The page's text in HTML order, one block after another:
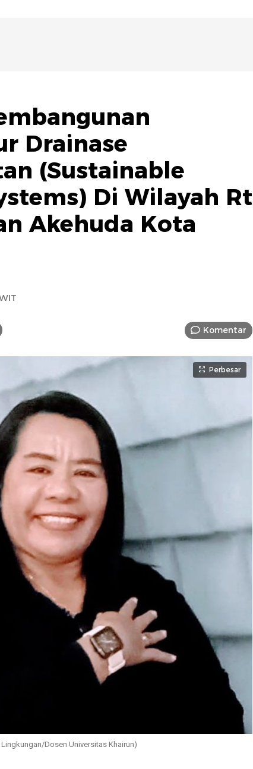
Drainase
(Sustainable
Di Wilayah Rt
Akehuda Kota
Komentar
Perbesar
Lingkungan/Dosen Universitas Khairun)